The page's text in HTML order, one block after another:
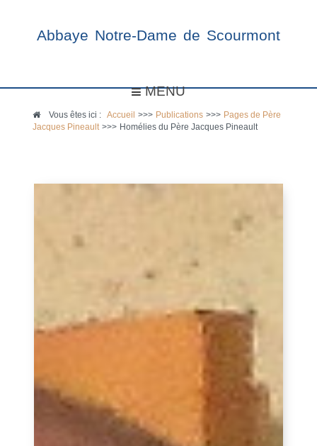
Abbaye Notre-Dame de Scourmont
MENU
Vous êtes ici :Accueil >>> Publications >>> Pages de Père
Jacques Pineault >>> Homélies du Père Jacques Pineault